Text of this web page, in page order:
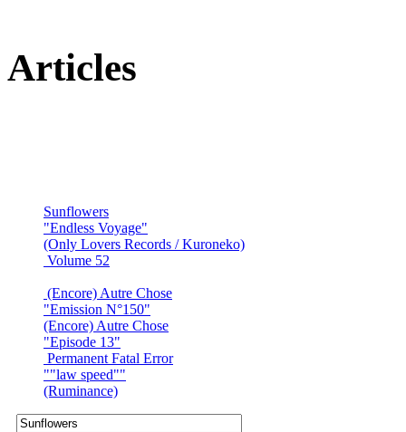
Articles
Sunflowers
"Endless Voyage"
(Only Lovers Records / Kuroneko)
Volume 52
(Encore) Autre Chose
"Emission N°150"
(Encore) Autre Chose
"Episode 13"
Permanent Fatal Error
""law speed""
(Ruminance)